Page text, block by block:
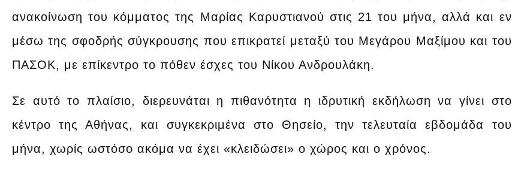
ανακοίνωση του κόμματος της Μαρίας Καρυστιανού στις 21 του μήνα, αλλά και εν
μέσω της σφοδρής σύγκρουσης που επικρατεί μεταξύ του Μεγάρου Μαξίμου και του
ΠΑΣΟΚ, με επίκεντρο το πόθεν έσχες του Νίκου Ανδρουλάκη.
Σε αυτό το πλαίσιο, διερευνάται η πιθανότητα η ιδρυτική εκδήλωση να γίνει στο
κέντρο της Αθήνας, και συγκεκριμένα στο Θησείο, την τελευταία εβδομάδα του
μήνα, χωρίς ωστόσο ακόμα να έχει «κλειδώσει» ο χώρος και ο χρόνος.